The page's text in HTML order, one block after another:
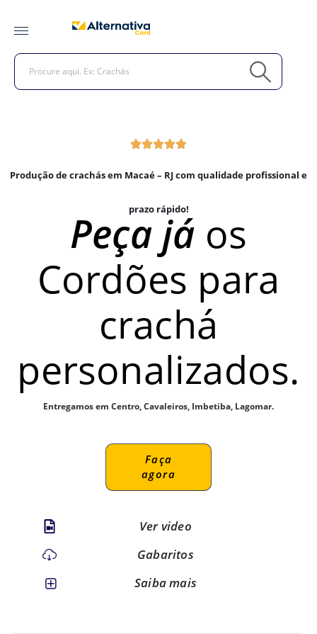
Produção de crachás em Macaé – RJ com qualidade profissional e
prazo rápido!
Peça já os
Cordões para
crachá
personalizados.
Entregamos em Centro, Cavaleiros, Imbetiba, Lagomar.
Faça
agora
Ver video
Gabaritos
Saiba mais